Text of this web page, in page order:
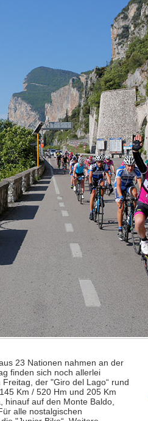
23 Nationen nahmen an der
finden sich noch allerlei
der "Giro del Lago“ rund
Km / 520 Hm und 205 Km
hinauf auf den Monte Baldo,
alle nostalgischen